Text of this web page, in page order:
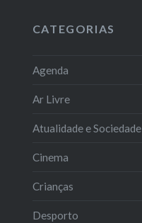
CATEGORIAS
Agenda
Ar Livre
Atualidade e Sociedade
Cinema
Crianças
Desporto